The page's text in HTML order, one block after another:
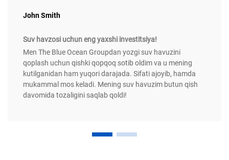
John Smith
Suv havzosi uchun eng yaxshi investitsiya!
Men The Blue Ocean Groupdan yozgi suv havuzini
qoplash uchun qishki qopqoq sotib oldim va u mening
kutilganidan ham yuqori darajada. Sifati ajoyib, hamda
mukammal mos keladi. Mening suv havuzim butun qish
davomida tozaligini saqlab qoldi!